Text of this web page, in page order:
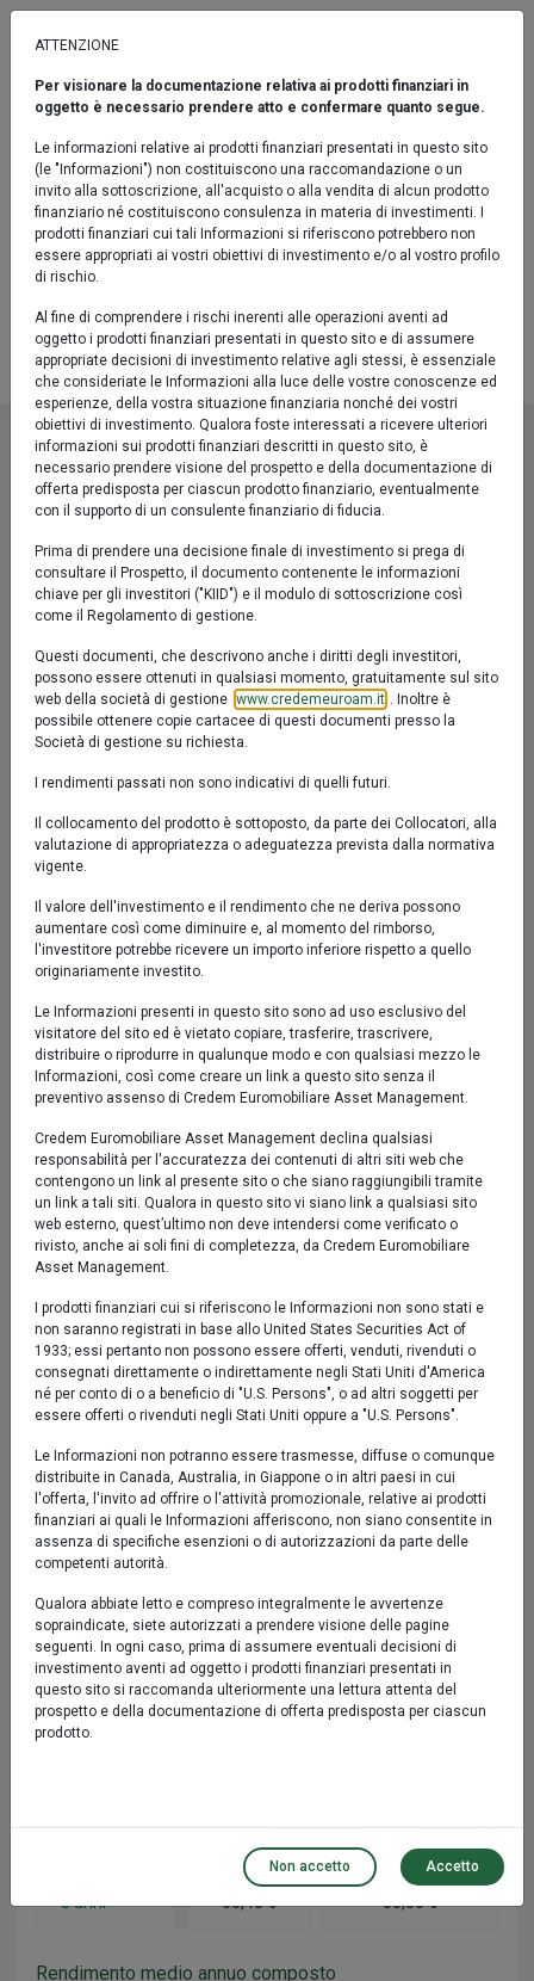
AZIONARI
Euromobiliare PIR Italia Azionario A
Fondo / Azionari / Indicatore sintetico di rischio: 4
Confronta
Fact sheet
IT0005253361
Valore Quota al 05/08/2026:11,3730 €
Euromobiliare PIR Italia
Fondo / Azionari / Indicatore sintetico di
Confronta Fact sheet
IT0005253361
Valore Quota al 05/08/2026:11,3730 €
Descrizione
Il Fondo Euromobiliare PIR Italia Azionario ha l'obiettivo
patrimonio è investito principalmente in strumenti
finanziari azionari e fino al 30% è possibile
l’investimento in strumenti finanziari obbligazionari, del
mercato monetario, obbligazionari convertibili e/o cum
warrant, di emittenti principalmente italiani, dell’Unione
Europea o di Stati aderenti all’Accordo dello Spazio
economico europeo.
Fondo Benchmark
set '25 nov '25 gen '26 mar '26 mag '26 lug '26
2020 2025
10 %
Performance al 04/08/2026
Fondo Benchmark
YTD 9,39% 8,51%
1 mese
3 mesi 10,70% 10,60%
6 mesi 8,76% 6,35%
Performance
18,36% 16,99%
3 anni* 66,45% 55,55%
Rendimento medio annuo composto
ATTENZIONE
Per visionare la documentazione relativa ai prodotti finanziari in
oggetto è necessario prendere atto e confermare quanto segue.
Le informazioni relative ai prodotti finanziari presentati in questo sito
(le "Informazioni") non costituiscono una raccomandazione o un
invito alla sottoscrizione, all'acquisto o alla vendita di alcun prodotto
finanziario né costituiscono consulenza in materia di investimenti. I
prodotti finanziari cui tali Informazioni si riferiscono potrebbero non
essere appropriati ai vostri obiettivi di investimento e/o al vostro profilo
di rischio.
Al fine di comprendere i rischi inerenti alle operazioni aventi ad
oggetto i prodotti finanziari presentati in questo sito e di assumere
appropriate decisioni di investimento relative agli stessi, è essenziale
che consideriate le Informazioni alla luce delle vostre conoscenze ed
esperienze, della vostra situazione finanziaria nonché dei vostri
obiettivi di investimento. Qualora foste interessati a ricevere ulteriori
informazioni sui prodotti finanziari descritti in questo sito, è
necessario prendere visione del prospetto e della documentazione di
offerta predisposta per ciascun prodotto finanziario, eventualmente
con il supporto di un consulente finanziario di fiducia.
Prima di prendere una decisione finale di investimento si prega di
consultare il Prospetto, il documento contenente le informazioni
chiave per gli investitori ("KIID") e il modulo di sottoscrizione così
come il Regolamento di gestione.
Questi documenti, che descrivono anche i diritti degli investitori,
possono essere ottenuti in qualsiasi momento, gratuitamente sul sito
web della società di gestione ( www.credemeuroam.it ). Inoltre è
possibile ottenere copie cartacee di questi documenti presso la
Società di gestione su richiesta.
I rendimenti passati non sono indicativi di quelli futuri.
Il collocamento del prodotto è sottoposto, da parte dei Collocatori, alla
valutazione di appropriatezza o adeguatezza prevista dalla normativa
vigente.
Il valore dell'investimento e il rendimento che ne deriva possono
aumentare così come diminuire e, al momento del rimborso,
l'investitore potrebbe ricevere un importo inferiore rispetto a quello
originariamente investito.
Le Informazioni presenti in questo sito sono ad uso esclusivo del
visitatore del sito ed è vietato copiare, trasferire, trascrivere,
distribuire o riprodurre in qualunque modo e con qualsiasi mezzo le
Informazioni, così come creare un link a questo sito senza il
preventivo assenso di Credem Euromobiliare Asset Management.
Credem Euromobiliare Asset Management declina qualsiasi
responsabilità per l'accuratezza dei contenuti di altri siti web che
contengono un link al presente sito o che siano raggiungibili tramite
un link a tali siti. Qualora in questo sito vi siano link a qualsiasi sito
web esterno, quest’ultimo non deve intendersi come verificato o
rivisto, anche ai soli fini di completezza, da Credem Euromobiliare
Asset Management.
I prodotti finanziari cui si riferiscono le Informazioni non sono stati e
non saranno registrati in base allo United States Securities Act of
1933; essi pertanto non possono essere offerti, venduti, rivenduti o
consegnati direttamente o indirettamente negli Stati Uniti d'America
né per conto di o a beneficio di "U.S. Persons", o ad altri soggetti per
essere offerti o rivenduti negli Stati Uniti oppure a "U.S. Persons".
Le Informazioni non potranno essere trasmesse, diffuse o comunque
distribuite in Canada, Australia, in Giappone o in altri paesi in cui
l'offerta, l'invito ad offrire o l'attività promozionale, relative ai prodotti
finanziari ai quali le Informazioni afferiscono, non siano consentite in
assenza di specifiche esenzioni o di autorizzazioni da parte delle
competenti autorità.
Qualora abbiate letto e compreso integralmente le avvertenze
sopraindicate, siete autorizzati a prendere visione delle pagine
seguenti. In ogni caso, prima di assumere eventuali decisioni di
investimento aventi ad oggetto i prodotti finanziari presentati in
questo sito si raccomanda ulteriormente una lettura attenta del
prospetto e della documentazione di offerta predisposta per ciascun
prodotto.
Non accetto Accetto